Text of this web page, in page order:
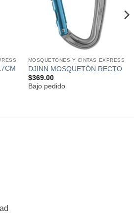
MOSQUETONES Y CINTAS EXPRESS
DJINN MOSQUETÓN RECTO
$369.00
Bajo pedido